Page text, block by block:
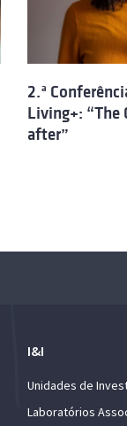
2.ª
Living+: “The
after”
I&I
Unidades de
Laboratórios